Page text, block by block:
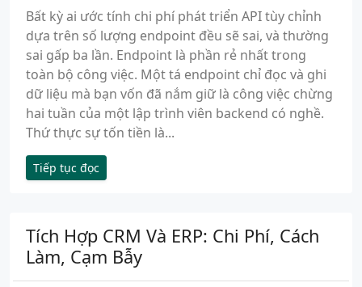
Bất kỳ ai ước tính chi phí phát triển API tùy chỉnh
dựa trên số lượng endpoint đều sẽ sai, và thường
sai gấp ba lần. Endpoint là phần rẻ nhất trong
toàn bộ công việc. Một tá endpoint chỉ đọc và ghi
dữ liệu mà bạn vốn đã nắm giữ là công việc chừng
hai tuần của một lập trình viên backend có nghề.
Thứ thực sự tốn tiền là...
Tiếp tục đọc
Tích Hợp CRM Và ERP: Chi Phí, Cách
Làm, Cạm Bẫy